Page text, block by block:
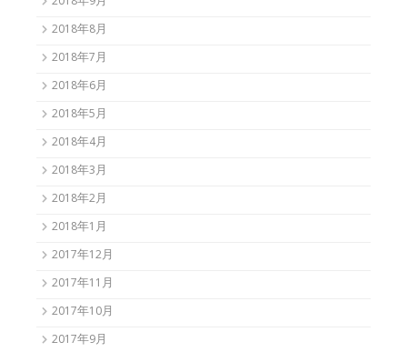
2018年8月
2018年7月
2018年6月
2018年5月
2018年4月
2018年3月
2018年2月
2018年1月
2017年12月
2017年11月
2017年10月
2017年9月